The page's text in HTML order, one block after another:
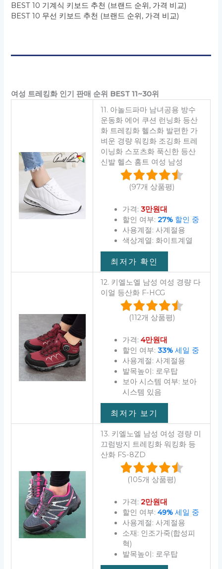
BEST 10 기계식 키보드 추천 (브랜드 순위, 가격 비교)
BEST 10 무선 키보드 추천 (브랜드 순위, 가격 비교)
여성 트레킹화 인기 판매 순위 BEST 11~30위
11. 아놀드파마 남녀공용 방수
운동화 에어 쿠션 런닝화 등산
화 트레킹화 헬스화 발편한 가
벼운 경량 워킹화 조깅화 트레
이닝화 스포츠화 푹신한 등산
신발 헬스 홈트 여성 남성
(97개 상품평)
가격: 3만원대
할인 여부: 27%할인 중
사용계절: 사계절용
색상계열: 화이트계열
최저가 확인
12. 키엘노엘 남성 여성 경량 다
이얼 등산화 F-HCG
(112개 상품평)
가격: 4만원대
할인 여부: 33%세일 중
사용계절: 사계절용
발목높이: 로우탑
보아 시스템 여부: 보아
시스템 있음
최저가 보기
13. 키엘노엘 남성 여성 경량 미
끄럼방지 트레킹화 워킹화 등
산화 FS-8ZD
(105개 상품평)
가격: 2만원대
할인 여부: 49%세일 중
사용계절: 사계절용
소재: 인조가죽(합성피
혁)
발목높이: 로우탑